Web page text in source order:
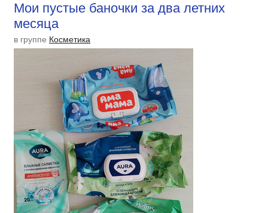
Мои пустые баночки за два летних
месяца
в группе Косметика